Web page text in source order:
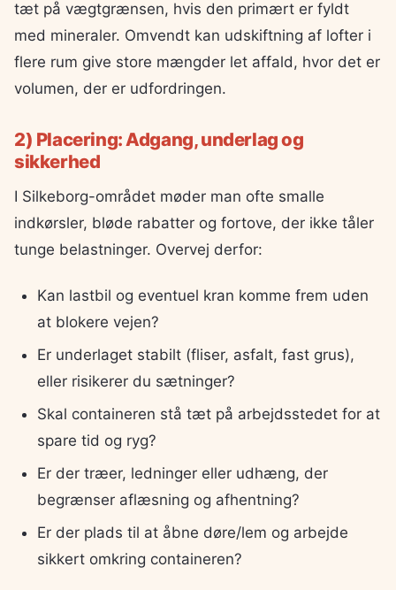
tæt på vægtgrænsen, hvis den primært er fyldt
med mineraler. Omvendt kan udskiftning af lofter i
flere rum give store mængder let affald, hvor det er
volumen, der er udfordringen.
2) Placering: Adgang, underlag og
sikkerhed
I Silkeborg-området møder man ofte smalle
indkørsler, bløde rabatter og fortove, der ikke tåler
tunge belastninger. Overvej derfor:
Kan lastbil og eventuel kran komme frem uden
at blokere vejen?
Er underlaget stabilt (fliser, asfalt, fast grus),
eller risikerer du sætninger?
Skal containeren stå tæt på arbejdsstedet for at
spare tid og ryg?
Er der træer, ledninger eller udhæng, der
begrænser aflæsning og afhentning?
Er der plads til at åbne døre/lem og arbejde
sikkert omkring containeren?